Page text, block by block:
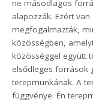
ne másodlagos
alapozzák. Ezért
megfogalmazták,
közösségben,
közösséggel együtt
elsődleges források
terepmunkának. A
függvénye. Én